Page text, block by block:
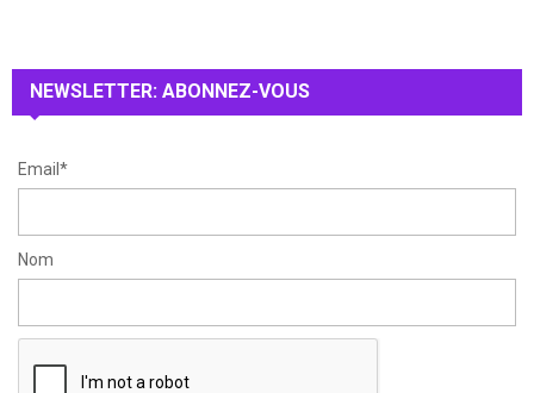
:
NEWSLETTER: ABONNEZ-VOUS
Email*
Nom